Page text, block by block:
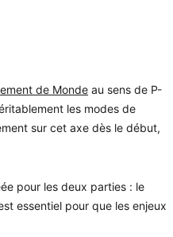
de Monde au sens de P-
les modes de
sur cet axe dès le début,
pour les deux parties : le
essentiel pour que les enjeux